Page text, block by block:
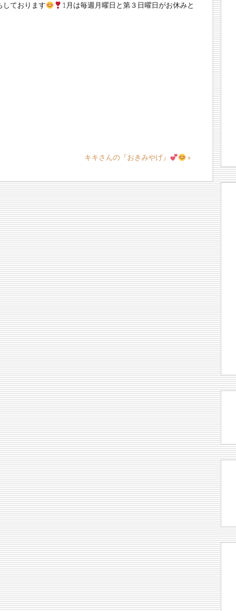
しております
1月は毎週月曜日と第３日曜日がお休みと
キキさんの『おきみやげ』 »